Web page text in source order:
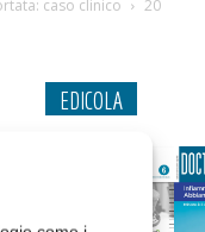
caso clinico 20
EDICOLA